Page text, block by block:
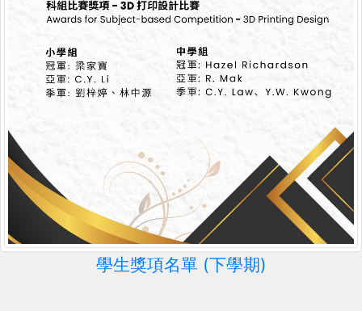
學生獎項名單 (下學期)